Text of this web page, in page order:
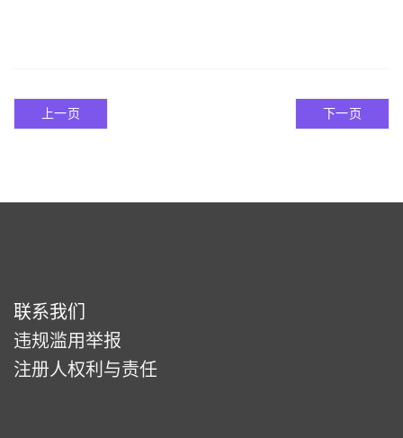
上一页 下一页
联系我们
违规滥用举报
注册人权利与责任